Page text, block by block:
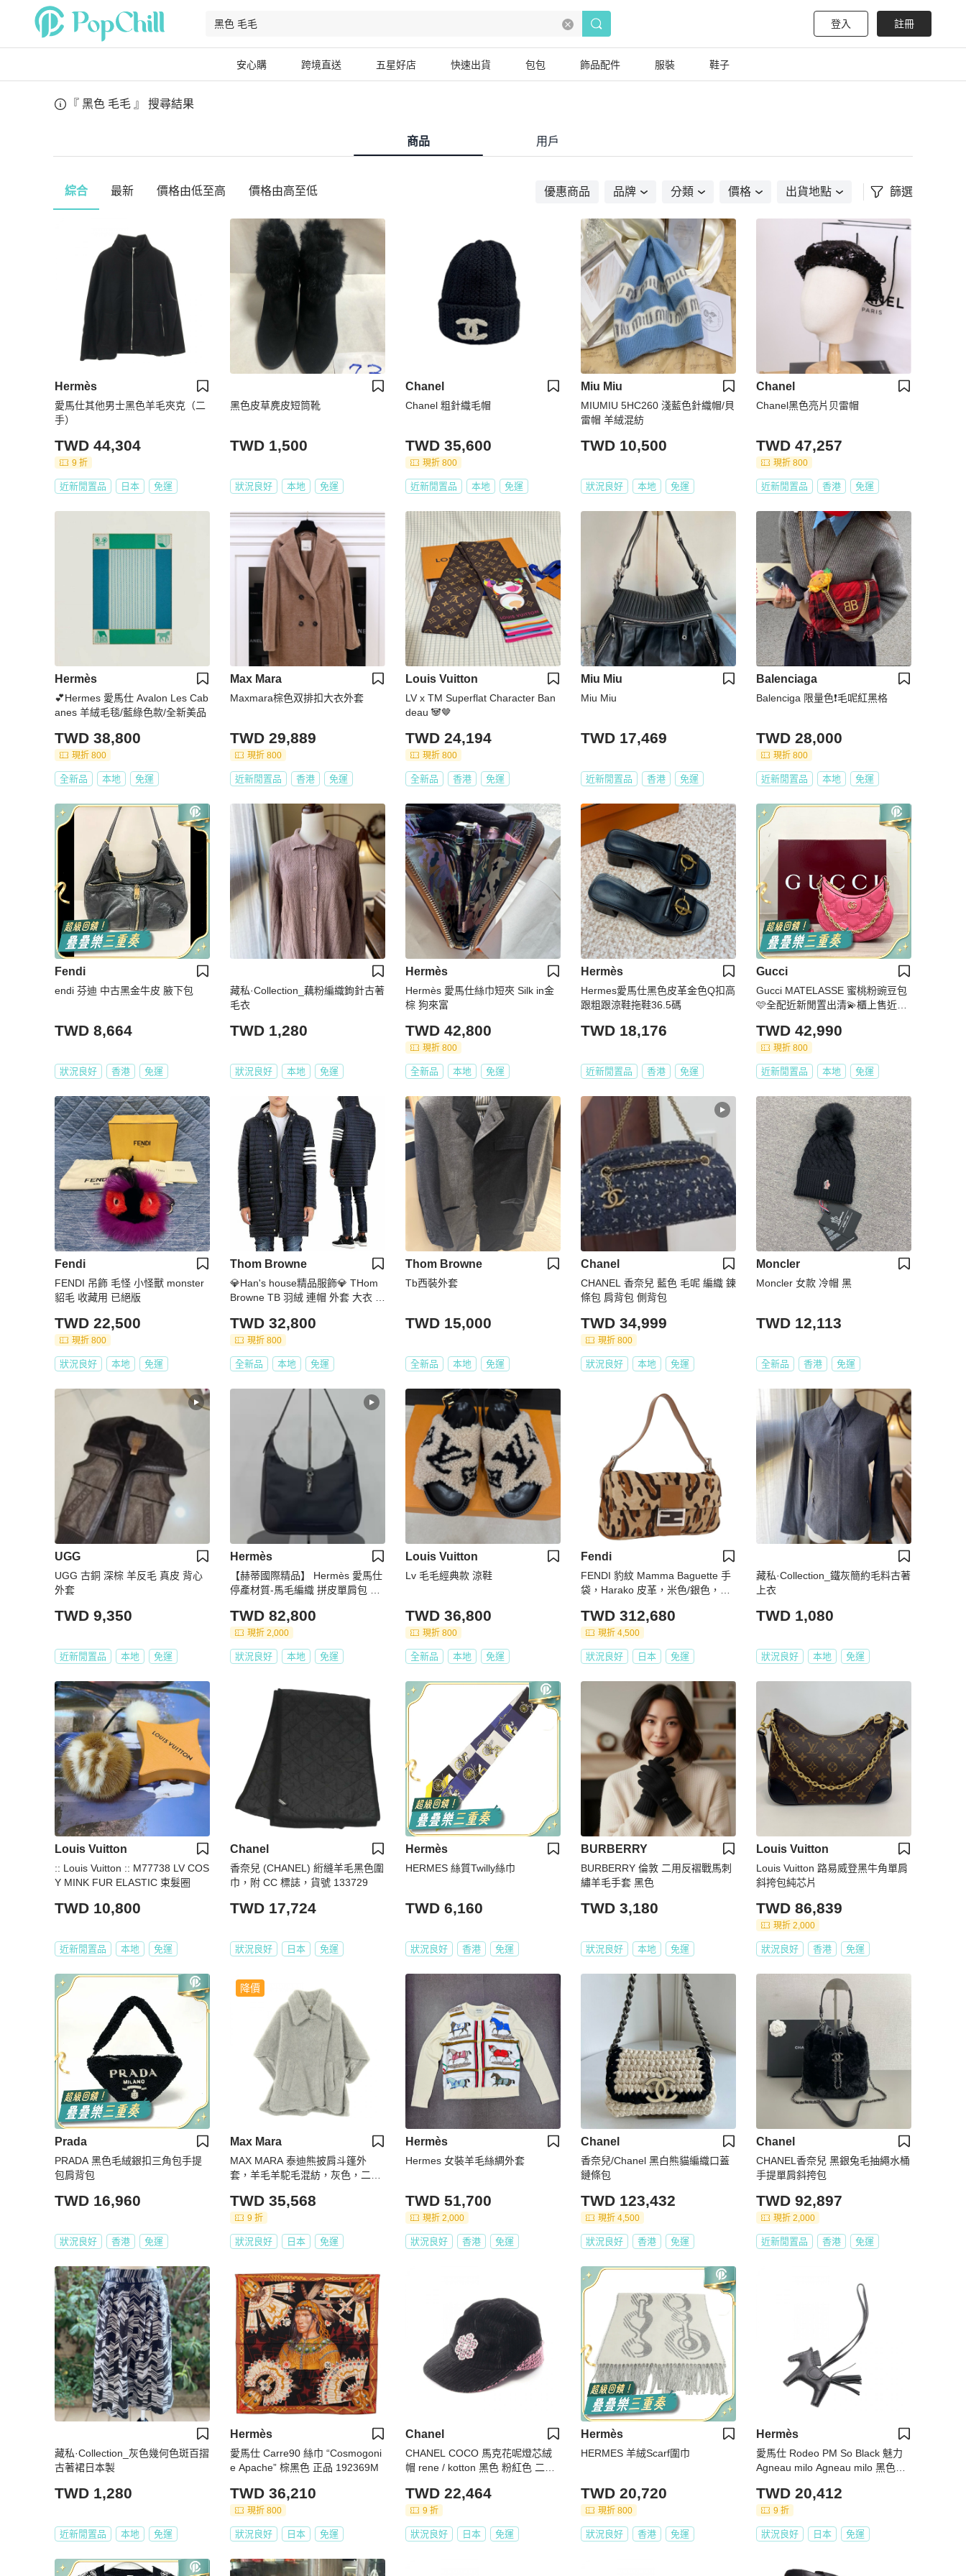
登入 註冊
安心購 跨境直送 五星好店 快速出貨 包包 飾品配件 服裝 鞋子
『 黑色 毛毛 』 搜尋結果
商品 用戶
綜合 最新 價格由低至高 價格由高至低 優惠商品 品牌 分類 價格 出貨地點 篩選
Hermès
愛馬仕其他男士黑色羊毛夾克（二
手）
TWD 44,304
9 折
近新閒置品 日本 免運
黑色皮草麂皮短筒靴
TWD 1,500
狀況良好 本地 免運
Chanel
Chanel 粗針織毛帽
TWD 35,600
現折 800
近新閒置品 本地 免運
Miu Miu
MIUMIU 5HC260 淺藍色針織帽/貝
雷帽 羊絨混紡
TWD 10,500
狀況良好 本地 免運
Chanel
Chanel黑色亮片贝雷帽
TWD 47,257
現折 800
近新閒置品 香港 免運
Hermès
💕Hermes 愛馬仕 Avalon Les Cab
anes 羊絨毛毯/藍綠色款/全新美品
TWD 38,800
現折 800
全新品 本地 免運
Max Mara
Maxmara棕色双排扣大衣外套
TWD 29,889
現折 800
近新閒置品 香港 免運
Louis Vuitton
LV x TM Superflat Character Ban
deau 🐼🤎
TWD 24,194
現折 800
全新品 香港 免運
Miu Miu
Miu Miu
TWD 17,469
近新閒置品 香港 免運
Balenciaga
Balenciga 限量色❗️毛呢紅黑格
TWD 28,000
現折 800
近新閒置品 本地 免運
Fendi
endi 芬迪 中古黑金牛皮 腋下包
TWD 8,664
狀況良好 香港 免運
藏私·Collection_藕粉編織鉤針古著
毛衣
TWD 1,280
狀況良好 本地 免運
Hermès
Hermès 愛馬仕絲巾短夾 Silk in金
棕 狗來富
TWD 42,800
現折 800
全新品 本地 免運
Hermès
Hermes愛馬仕黑色皮革金色Q扣高
跟粗跟涼鞋拖鞋36.5碼
TWD 18,176
近新閒置品 香港 免運
Gucci
Gucci MATELASSE 蜜桃粉豌豆包
🩷全配近新閒置出清💫櫃上售近十
TWD 42,990
現折 800
近新閒置品 本地 免運
Fendi
FENDI 吊飾 毛怪 小怪獸 monster
貂毛 收藏用 已絕版
TWD 22,500
現折 800
狀況良好 本地 免運
Thom Browne
💎Han's house精品服飾💎 THom
Browne TB 羽絨 連帽 外套 大衣 中
TWD 32,800
現折 800
全新品 本地 免運
Thom Browne
Tb西裝外套
TWD 15,000
全新品 本地 免運
Chanel
CHANEL 香奈兒 藍色 毛呢 編織 鍊
條包 肩背包 側背包
TWD 34,999
現折 800
狀況良好 本地 免運
Moncler
Moncler 女款 冷帽 黑
TWD 12,113
全新品 香港 免運
UGG
UGG 古銅 深棕 羊反毛 真皮 背心
外套
TWD 9,350
近新閒置品 本地 免運
Hermès
【赫蒂國際精品】 Hermès 愛馬仕
停產材質-馬毛編織 拼皮單肩包 Vin
TWD 82,800
現折 2,000
狀況良好 本地 免運
Louis Vuitton
Lv 毛毛經典款 涼鞋
TWD 36,800
現折 800
全新品 本地 免運
Fendi
FENDI 豹紋 Mamma Baguette 手
袋，Harako 皮革，米色/銀色，正
TWD 312,680
現折 4,500
狀況良好 日本 免運
藏私·Collection_鐵灰簡約毛料古著
上衣
TWD 1,080
狀況良好 本地 免運
Louis Vuitton
:: Louis Vuitton :: M77738 LV COS
Y MINK FUR ELASTIC 束髮圈
TWD 10,800
近新閒置品 本地 免運
Chanel
香奈兒 (CHANEL) 絎縫羊毛黑色圍
巾，附 CC 標誌，貨號 133729
TWD 17,724
狀況良好 日本 免運
Hermès
HERMES 絲質Twilly絲巾
TWD 6,160
狀況良好 香港 免運
BURBERRY
BURBERRY 倫敦 二用反褶戰馬刺
繡羊毛手套 黑色
TWD 3,180
狀況良好 本地 免運
Louis Vuitton
Louis Vuitton 路易威登黑牛角單肩
斜挎包純芯片
TWD 86,839
現折 2,000
狀況良好 香港 免運
Prada
PRADA 黑色毛絨銀扣三角包手提
包肩背包
TWD 16,960
狀況良好 香港 免運
降價
Max Mara
MAX MARA 泰迪熊披肩斗篷外
套，羊毛羊駝毛混紡，灰色，二手
TWD 35,568
9 折
狀況良好 日本 免運
Hermès
Hermes 女裝羊毛絲綢外套
TWD 51,700
現折 2,000
狀況良好 香港 免運
Chanel
香奈兒/Chanel 黑白熊貓編織口蓋
鏈條包
TWD 123,432
現折 4,500
狀況良好 香港 免運
Chanel
CHANEL香奈兒 黑銀兔毛抽繩水桶
手提單肩斜挎包
TWD 92,897
現折 2,000
近新閒置品 香港 免運
藏私·Collection_灰色幾何色斑百摺
古著裙日本製
TWD 1,280
近新閒置品 本地 免運
Hermès
愛馬仕 Carre90 絲巾 “Cosmogoni
e Apache” 棕黑色 正品 192369M
TWD 36,210
現折 800
狀況良好 日本 免運
Chanel
CHANEL COCO 馬克花呢燈芯絨
帽 rene / kotton 黑色 粉紅色 二手
TWD 22,464
9 折
狀況良好 日本 免運
Hermès
HERMES 羊絨Scarf圍巾
TWD 20,720
現折 800
狀況良好 香港 免運
Hermès
愛馬仕 Rodeo PM So Black 魅力
Agneau milo Agneau milo 黑色二
TWD 20,412
9 折
狀況良好 日本 免運